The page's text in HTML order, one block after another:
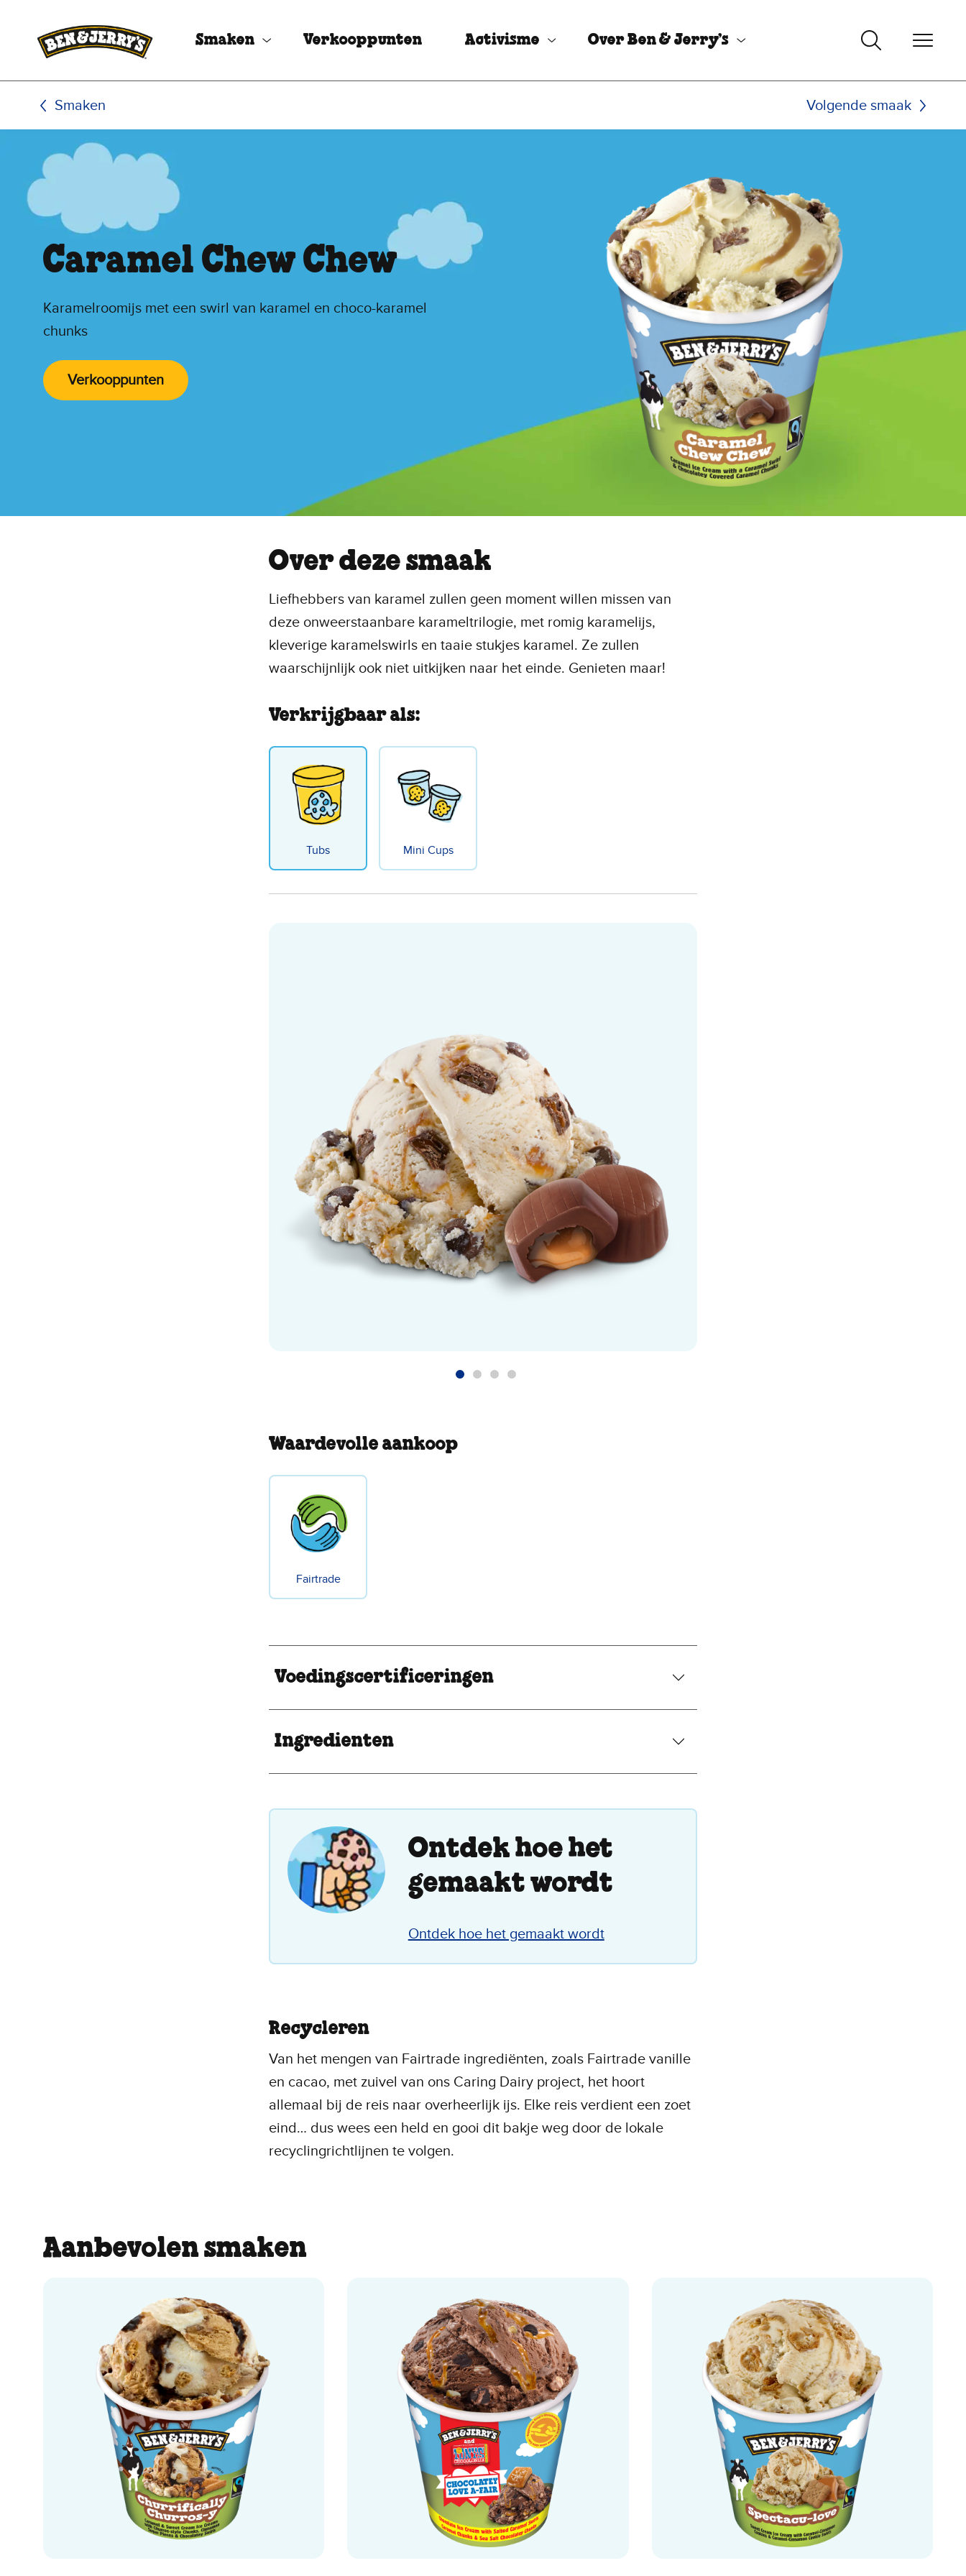
Smaken Verkooppunten Activisme Over Ben & Jerry’s
Smaken Volgende smaak
Caramel Chew Chew
Karamelroomijs met een swirl van karamel en choco-karamel
chunks
Verkooppunten
Over deze smaak
Liefhebbers van karamel zullen geen moment willen missen van
deze onweerstaanbare karameltrilogie, met romig karamelijs,
kleverige karamelswirls en taaie stukjes karamel. Ze zullen
waarschijnlijk ook niet uitkijken naar het einde. Genieten maar!
Verkrijgbaar als:
Tubs Mini Cups
Waardevolle aankoop
Fairtrade
Voedingscertificeringen
Ingredienten
Ontdek hoe het
gemaakt wordt
Ontdek hoe het gemaakt wordt
Recycleren
Van het mengen van Fairtrade ingrediënten, zoals Fairtrade vanille
en cacao, met zuivel van ons Caring Dairy project, het hoort
allemaal bij de reis naar overheerlijk ijs. Elke reis verdient een zoet
eind… dus wees een held en gooi dit bakje weg door de lokale
recyclingrichtlijnen te volgen.
Aanbevolen smaken